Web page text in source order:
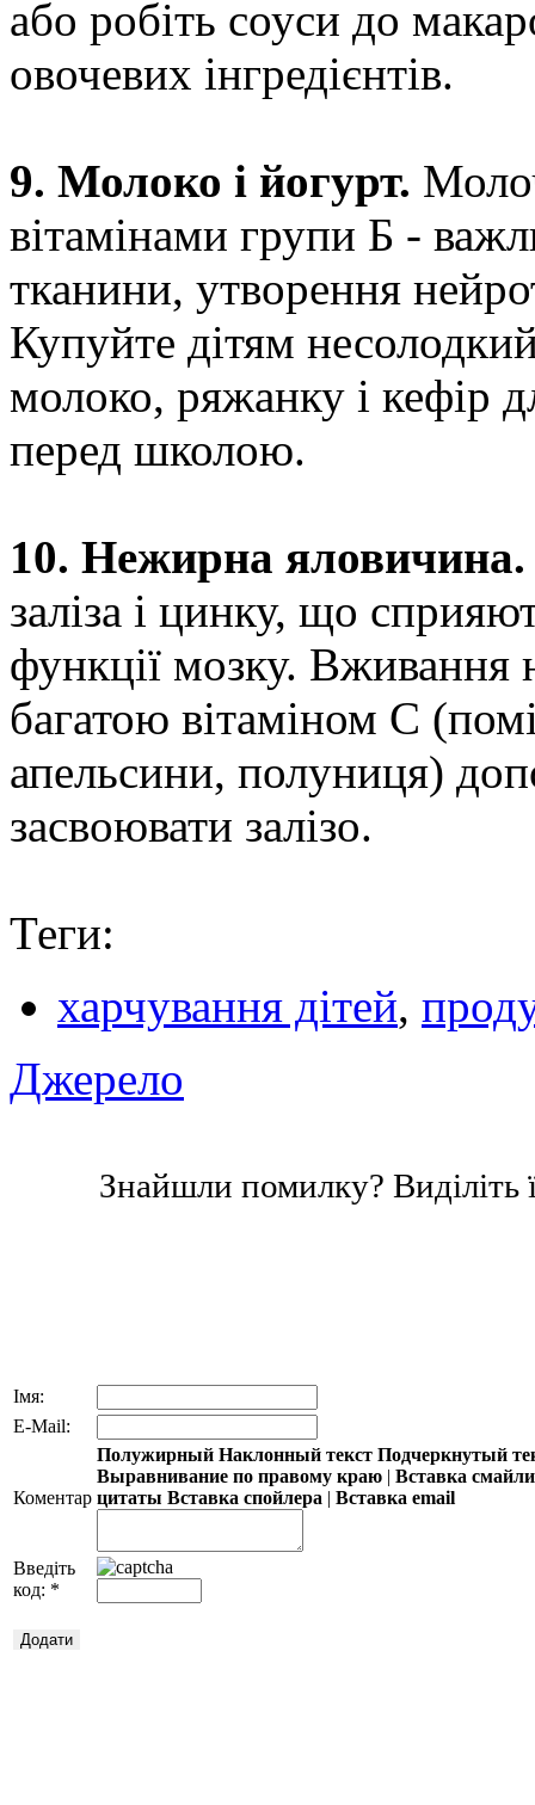
або робіть соуси до
овочевих інгредієнтів.
9. Молоко і йогурт.
вітамінами групи Б -
тканини, утворення
Купуйте дітям
молоко, ряжанку і кефір
перед школою.
10. Нежирна яловичина.
заліза і цинку, що
функції мозку.
багатою вітаміном С
апельсини, полуниця)
засвоювати залізо.
Теги:
харчування дітей,
Джерело
Знайшли помилку? Виділіть
Імя:
E-Mail:
Коментар
Полужирный Наклонный текст Подчеркнутый
Выравнивание по правому краю | Вставка
цитаты Вставка спойлера | Вставка email
Введіть
код: *